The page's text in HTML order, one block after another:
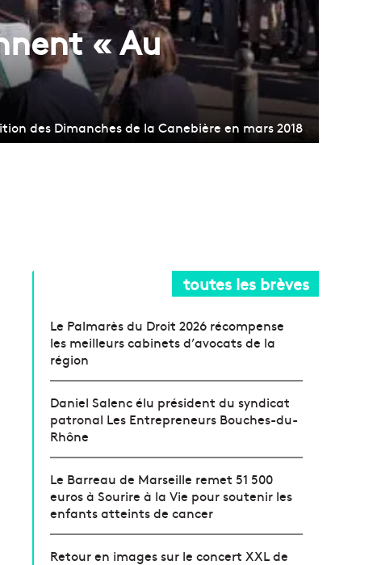
« Au
des Dimanches de la Canebière en mars 2018
toutes les brèves
Le Palmarès du Droit 2026 récompense
les meilleurs cabinets d’avocats de la
région
Daniel Salenc élu président du syndicat
patronal Les Entrepreneurs Bouches-du-
Rhône
Le Barreau de Marseille remet 51 500
euros à Sourire à la Vie pour soutenir les
enfants atteints de cancer
Retour en images sur le concert XXL de